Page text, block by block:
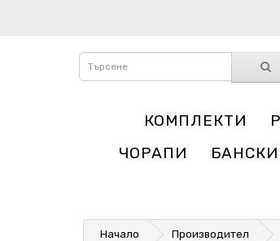
КОМПЛЕКТИ
ЧОРАПИ
БАНСКИ
Начало Производител